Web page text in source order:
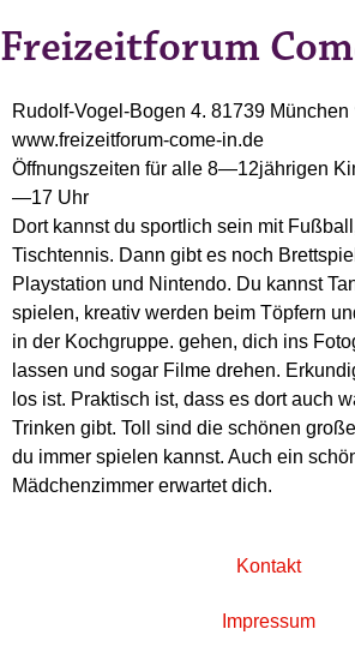
Freizeitforum
Rudolf-Vogel-Bogen 4. 81739
www.freizeitforum-come-in.de
Öffnungszeiten für alle 8—12jährigen
—17 Uhr
Dort kannst du sportlich sein mit
Tischtennis. Dann gibt es noch
Playstation und Nintendo. Du kannst
spielen, kreativ werden beim Töpfern
in der Kochgruppe. gehen, dich ins
lassen und sogar Filme drehen.
los ist. Praktisch ist, dass es dort auch
Trinken gibt. Toll sind die schönen
du immer spielen kannst. Auch ein
Mädchenzimmer erwartet dich.
Kontakt
Impressum